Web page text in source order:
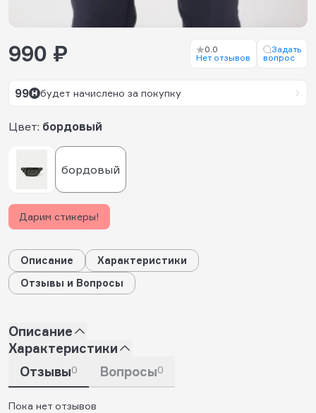
Цвет: бордовый
бордовый
990 ₽
0.0
Нет отзывов
Задать
вопрос
99 будет начислено за покупку
Дарим стикеры!
Описание
Характеристики
Отзывы и Вопросы
Описание
Характеристики
Отзывы0 Вопросы0
Пока нет отзывов